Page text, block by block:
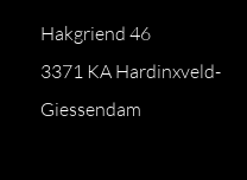
Hakgriend 46
3371 KA Hardinxveld-
Giessendam